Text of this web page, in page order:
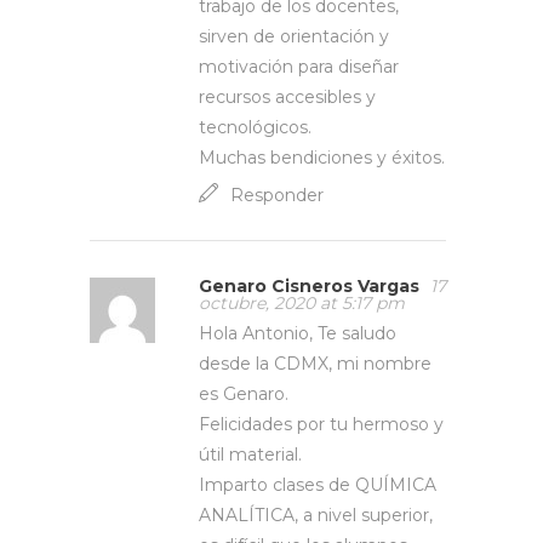
trabajo de los docentes,
sirven de orientación y
motivación para diseñar
recursos accesibles y
tecnológicos.
Muchas bendiciones y éxitos.
Responder
Genaro Cisneros Vargas 17
octubre, 2020 at 5:17 pm
Hola Antonio, Te saludo
desde la CDMX, mi nombre
es Genaro.
Felicidades por tu hermoso y
útil material.
Imparto clases de QUÍMICA
ANALÍTICA, a nivel superior,